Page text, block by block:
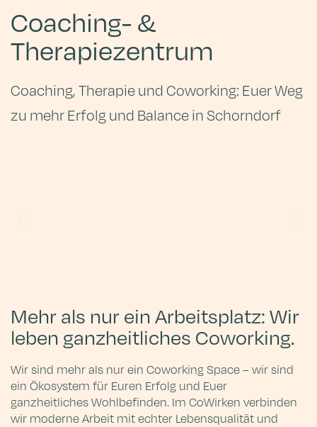
Coaching- &
Therapiezentrum
Coaching, Therapie und Coworking: Euer Weg
zu mehr Erfolg und Balance in Schorndorf
Arbeiten, wie es sich
richtig anfühlt
Mehr als nur ein Arbeitsplatz: Wir
leben ganzheitliches Coworking.
Wir sind mehr als nur ein Coworking Space – wir sind
ein Ökosystem für Euren Erfolg und Euer
ganzheitliches Wohlbefinden. Im CoWirken verbinden
wir moderne Arbeit mit echter Lebensqualität und